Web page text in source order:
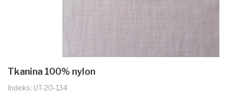
Tkanina 100% nylon
Indeks: UT-20-134